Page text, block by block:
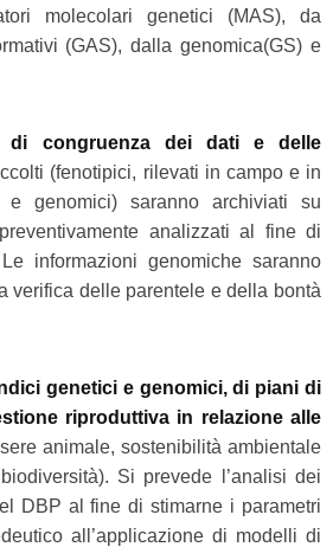
molecolari genetici (MAS), da
(GAS), dalla genomica(GS) e
di congruenza dei dati e delle
(fenotipici, rilevati in campo e in
genomici) saranno archiviati su
analizzati al fine di
informazioni genomiche saranno
verifica delle parentele e della bontà
genetici e genomici, di piani di
riproduttiva in relazione alle
animale, sostenibilità ambientale
Si prevede l’analisi dei
DBP al fine di stimarne i parametri
all’applicazione di modelli di